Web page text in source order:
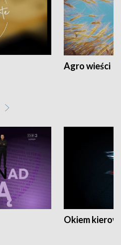
Agro wieści
Okiem